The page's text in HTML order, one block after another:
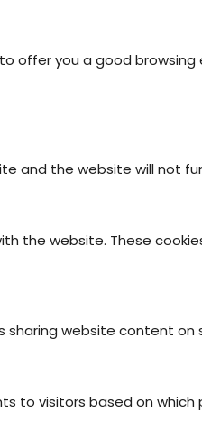
offer you a good
and the website will not
the website. These
website content
to visitors based on